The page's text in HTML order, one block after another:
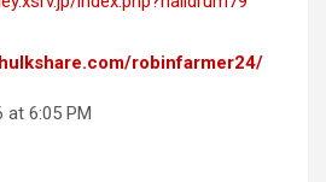
robinfarmer24/
at 6:05 PM